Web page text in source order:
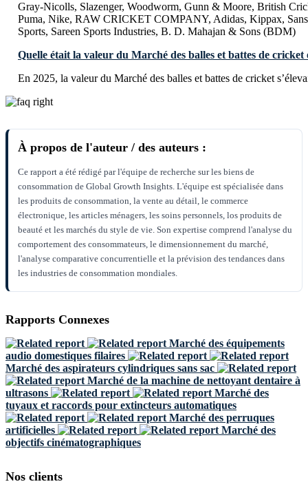
Gray-Nicolls, Slazenger, Woodworm, Gunn & Moore, British
Puma, Nike, RAW CRICKET COMPANY, Adidas, Kippax,
Sports, Sareen Sports Industries, B. D. Mahajan & Sons (BDM)
Quelle était la valeur du Marché des balles et battes de cricket
En 2025, la valeur du Marché des balles et battes de cricket
À propos de l'auteur / des auteurs :
Ce rapport a été rédigé par l'équipe de recherche sur les biens de
consommation de Global Growth Insights. L'équipe est spécialisée dans
les produits de consommation, la vente au détail, le commerce
électronique, les articles ménagers, les soins personnels, los produits de
beauté et les marchés du style de vie. Son expertise comprend l'analyse du
comportement des consommateurs, le dimensionnement du marché,
l'analyse comparative concurrentielle et la prévision des tendances dans
les industries de consommation mondiales.
Rapports Connexes
Marché des équipements
audio domestiques filaires
Marché des aspirateurs cylindriques sans sac
Marché de la machine de nettoyant dentaire à
ultrasons
Marché des
tuyaux et raccords pour extincteurs automatiques
Marché des perruques
artificielles
Marché des
objectifs cinématographiques
Nos clients